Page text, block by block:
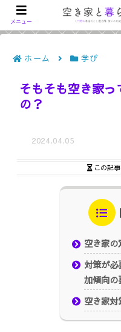
ホーム 学び
そもそも空き家
の？
2024.04.05
この記事
空き家の
対策が必
加傾向の
空き家
メニュー